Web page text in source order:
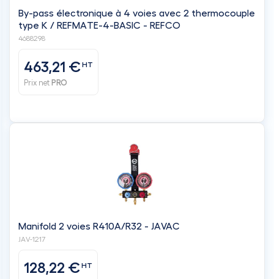
By-pass électronique à 4 voies avec 2 thermocouple
type K / REFMATE-4-BASIC - REFCO
4688298
463,21 €HT
Prix net PRO
Manifold 2 voies R410A/R32 - JAVAC
JAV-1217
128,22 €HT